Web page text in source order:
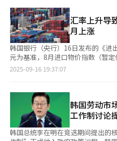
在各主要国家中居首。根据韩联社
数据，本月1日至15日，韩国KOSPI
数（KOSDAQ）收益率分别达
等主要国家40个股指中排名前两位。 分析认为，韩国股指持续走
高主要受外国投资者推动。截至本
市场累计净买入6.6281万亿韩元，
元。个人投资者同期分别净卖出
然而，市场期待越高，担忧也随之
税制改革方案后涨势受阻，陷入长达一个
11日，李在明在就职百日记者会上
利得税的起征门槛，将把这一提案
感到失望，因为投资者此前普遍预
划。 这份7月下旬政府提出的原始提案，旨在将征收资本利得税的
用心得层出不穷。 因此，流通业界也迅速作出反应。据大创近日
消息，本月1日至14日期间，理发
发剂销售额增长20%。目前，大创
余种，染发剂有30余种，价格在
也销售160余种染发、烫发类产品
求。 业界预测，自助美发相关产品市场将保持增长势头。随着高
功能性产品与专业品牌的相继上市
的层面，正逐渐成为消费者生活方式变
店倒闭数量达8229家。近年来，美
至2024年分别倒闭1.1503万家、
日历史性突破3400点大关，16日盘
势一路狂飙。 韩国股指持续走高主要受外国投资者拉动，截至本
月16日，外国投资者在有价证券市
元，在科斯达克市场净买入874亿
出9.2613万亿韩元和1674亿韩元。 证券界分析称，对美联储降息
的期待拉动全球流动性环境改善，
数快速上涨。
汇率上升导
月上涨
韩国银行（央行）16日发布的《进
元为基准，8月进口物价指数（暂
=100），环比上涨0.3%。进口物价
因素；中间材料价格在计算机、电
产品（0.7%）等品类的带动下整体
分别上涨0.7%。 从具体商品来看，咖啡（13.4%）、颜料
（3.8%）、其他贵金属精炼品（
产品（1.1%）等价格涨幅较为显著。 央行分析指出，尽管国
2025-09-16 19:37:07
韩国劳动市
工作制讨论
韩国总统李在明在竞选期间提出